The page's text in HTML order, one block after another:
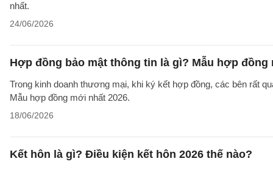
nhất.
24/06/2026
Hợp đồng bảo mật thông tin là gì? Mẫu hợp đồng
Trong kinh doanh thương mại, khi ký kết hợp đồng, các bên rất
Mẫu hợp đồng mới nhất 2026.
18/06/2026
Kết hôn là gì? Điều kiện kết hôn 2026 thế nào?